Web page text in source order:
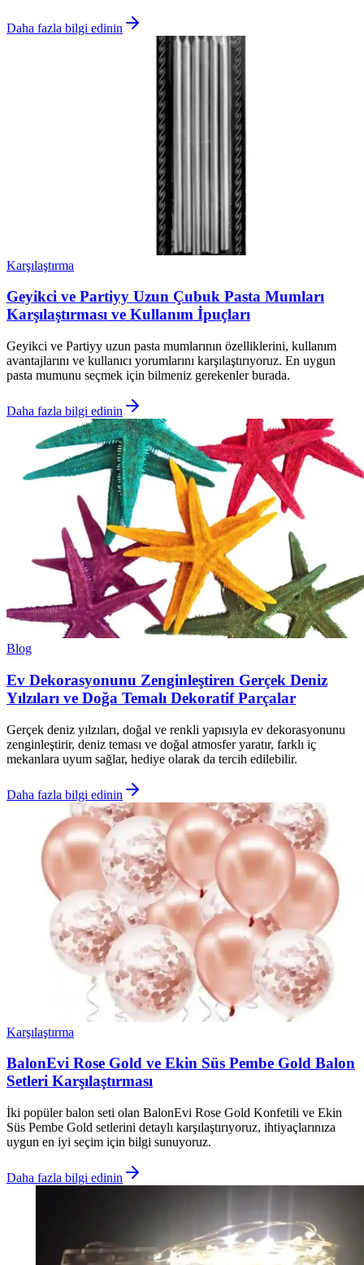
Daha fazla bilgi edinin
Karşılaştırma
Geyikci ve Partiyy Uzun Çubuk Pasta Mumları
Karşılaştırması ve Kullanım İpuçları
Geyikci ve Partiyy uzun pasta mumlarının özelliklerini, kullanım
avantajlarını ve kullanıcı yorumlarını karşılaştırıyoruz. En uygun
pasta mumunu seçmek için bilmeniz gerekenler burada.
Daha fazla bilgi edinin
Blog
Ev Dekorasyonunu Zenginleştiren Gerçek Deniz
Yılzıları ve Doğa Temalı Dekoratif Parçalar
Gerçek deniz yılzıları, doğal ve renkli yapısıyla ev dekorasyonunu
zenginleştirir, deniz teması ve doğal atmosfer yaratır, farklı iç
mekanlara uyum sağlar, hediye olarak da tercih edilebilir.
Daha fazla bilgi edinin
Karşılaştırma
BalonEvi Rose Gold ve Ekin Süs Pembe Gold Balon
Setleri Karşılaştırması
İki popüler balon seti olan BalonEvi Rose Gold Konfetili ve Ekin
Süs Pembe Gold setlerini detaylı karşılaştırıyoruz, ihtiyaçlarınıza
uygun en iyi seçim için bilgi sunuyoruz.
Daha fazla bilgi edinin